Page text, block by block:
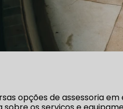
opções de assessoria